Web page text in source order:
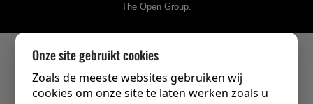
The Open Group.
Onze site gebruikt cookies
Zoals de meeste websites gebruiken wij
cookies om onze site te laten werken zoals u